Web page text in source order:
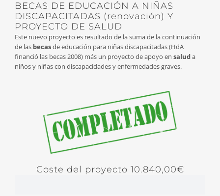
BECAS DE EDUCACIÓN A NIÑAS
DISCAPACITADAS (renovación) Y
PROYECTO DE SALUD
Este nuevo proyecto es resultado de la suma de la continuación
de las becasde educación para niñas discapacitadas (HdA
financió las becas 2008) más un proyecto de apoyo en saluda
niños y niñas con discapacidades y enfermedades graves.
Coste del proyecto 10.840,00€